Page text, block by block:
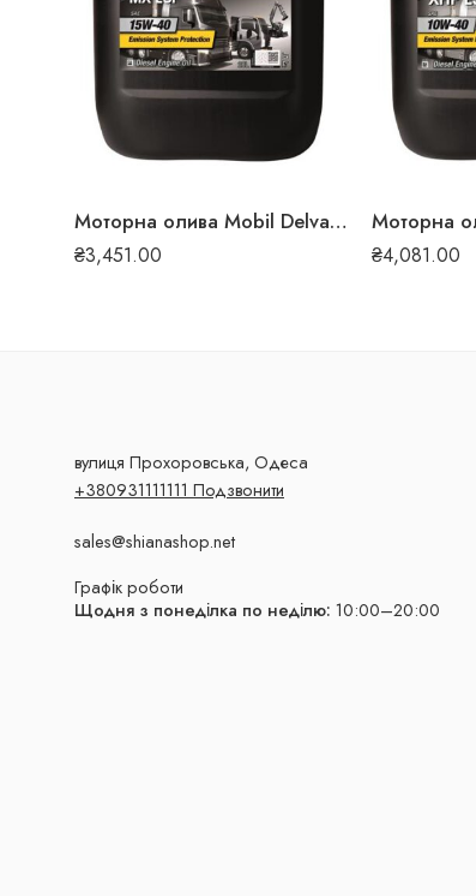
Моторна олива Mobil Delvac MX ESP 15W-40 20л 118
₴3,451.00 ₴4,081.00
вулиця Прохоровська, Одеса
+380931111111 Подзвонити
sales@shianashop.net
Графік роботи
Щодня з понеділка по неділю: 10:00–20:00